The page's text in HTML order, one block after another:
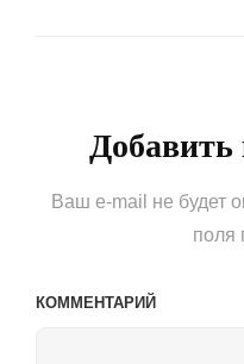
Ваш e-mail не будет
поля
КОММЕНТАРИЙ